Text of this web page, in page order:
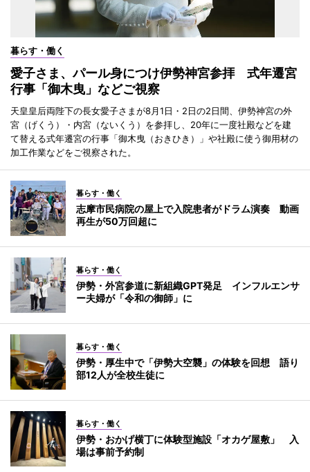
暮らす・働く
愛子さま、パール身につけ伊勢神宮参拝 式年遷宮
行事「御木曳」などご視察
天皇皇后両陛下の長女愛子さまが8月1日・2日の2日間、伊勢神宮の外
宮（げくう）・内宮（ないくう）を参拝し、20年に一度社殿などを建
て替える式年遷宮の行事「御木曳（おきひき）」や社殿に使う御用材の
加工作業などをご視察された。
暮らす・働く
志摩市民病院の屋上で入院患者がドラム演奏 動画
再生が50万回超に
暮らす・働く
伊勢・外宮参道に新組織GPT発足 インフルエンサ
ー夫婦が「令和の御師」に
暮らす・働く
伊勢・厚生中で「伊勢大空襲」の体験を回想 語り
部12人が全校生徒に
暮らす・働く
伊勢・おかげ横丁に体験型施設「オカゲ屋敷」 入
場は事前予約制